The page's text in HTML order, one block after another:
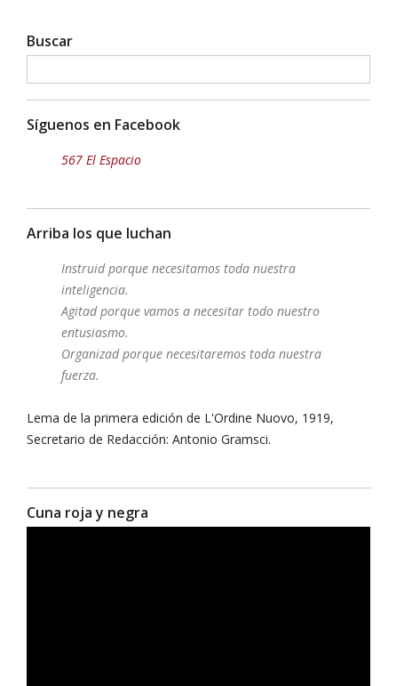
Buscar
Síguenos en Facebook
567 El Espacio
Arriba los que luchan
Instruid porque necesitamos toda nuestra
inteligencia.
Agitad porque vamos a necesitar todo nuestro
entusiasmo.
Organizad porque necesitaremos toda nuestra
fuerza.
Lema de la primera edición de L'Ordine Nuovo, 1919,
Secretario de Redacción: Antonio Gramsci.
Cuna roja y negra